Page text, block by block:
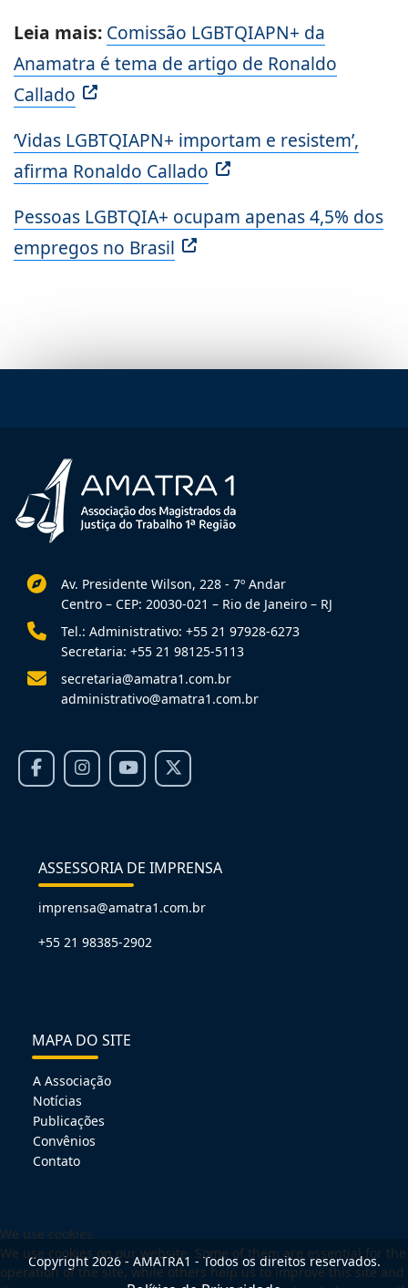
Leia mais: Comissão LGBTQIAPN+ da
Anamatra é tema de artigo de Ronaldo
Callado
‘Vidas LGBTQIAPN+ importam e resistem’,
afirma Ronaldo Callado
Pessoas LGBTQIA+ ocupam apenas 4,5% dos
empregos no Brasil
Av. Presidente Wilson, 228 - 7º Andar
Centro – CEP: 20030-021 – Rio de Janeiro – RJ
Tel.: Administrativo: +55 21 97928-6273
Secretaria: +55 21 98125-5113
secretaria@amatra1.com.br
administrativo@amatra1.com.br
ASSESSORIA DE IMPRENSA
imprensa@amatra1.com.br
+55 21 98385-2902
MAPA DO SITE
A Associação
Notícias
Publicações
Convênios
Contato
Copyright 2026 - AMATRA1 - Todos os direitos reservados.
We use cookies
We use cookies on our website. Some of them are essential for the
operation of the site, while others help us to improve this site and